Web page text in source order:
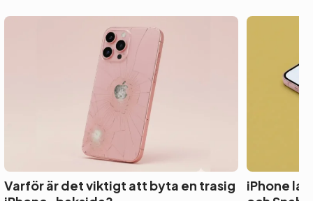
Varför är det viktigt att byta en trasig
iPhone